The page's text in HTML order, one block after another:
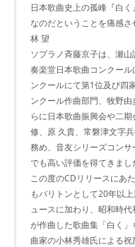
日本歌曲史上の孤峰『白
なのだということを痛感
林 望
ソプラノ斉藤京子は、瀬
奏楽堂日本歌曲コンクー
ンクールにて第1位及び四
ンクール作曲部門、牧野
らに日本歌曲振興会や二
修、原 久貴、常磐津文字
務め、音友シリーズコン
でも高い評価を得てきまし
この度のCDリリースにあ
もバリトンとして20年以
ュースに加わり、昭和時
が作曲した歌曲集「白く
曲家の小林秀雄氏による